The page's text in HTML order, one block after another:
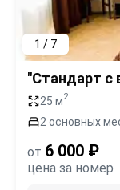
1 / 7
"Стандарт с
25 м2
2 основных
от 6 000 ₽
цена за номер